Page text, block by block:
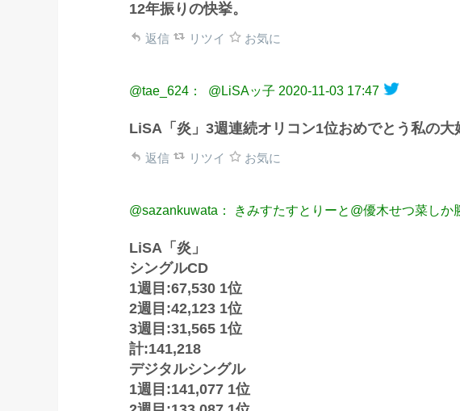
12年振りの快挙。
返信 リツイ お気に
@tae_624： ‎ @LiSAッ子 2020-11-03 17:47
LiSA「炎」3週連続オリコン1位おめでとう私の
返信 リツイ お気に
@sazankuwata： きみすたすとりーと@優木せつ菜しか
LiSA「炎」
シングルCD
1週目:67,530 1位
2週目:42,123 1位
3週目:31,565 1位
計:141,218
デジタルシングル
1週目:141,077 1位